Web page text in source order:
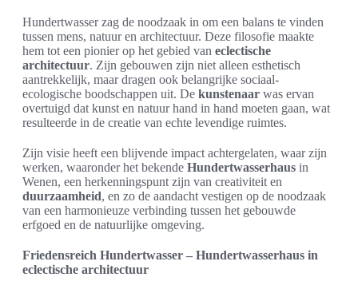
Hundertwasser zag de noodzaak in om een balans te vinden
tussen mens, natuur en architectuur. Deze filosofie maakte
hem tot een pionier op het gebied van eclectische
architectuur. Zijn gebouwen zijn niet alleen esthetisch
aantrekkelijk, maar dragen ook belangrijke sociaal-
ecologische boodschappen uit. De kunstenaar was ervan
overtuigd dat kunst en natuur hand in hand moeten gaan, wat
resulteerde in de creatie van echte levendige ruimtes.
Zijn visie heeft een blijvende impact achtergelaten, waar zijn
werken, waaronder het bekende Hundertwasserhaus in
Wenen, een herkenningspunt zijn van creativiteit en
duurzaamheid, en zo de aandacht vestigen op de noodzaak
van een harmonieuze verbinding tussen het gebouwde
erfgoed en de natuurlijke omgeving.
Friedensreich Hundertwasser – Hundertwasserhaus in
eclectische architectuur